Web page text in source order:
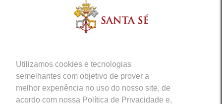
Utilizamos cookies e tecnologias
semelhantes com objetivo de prover a
melhor experiência no uso do nosso site, de
acordo com nossa Política de Privacidade e,